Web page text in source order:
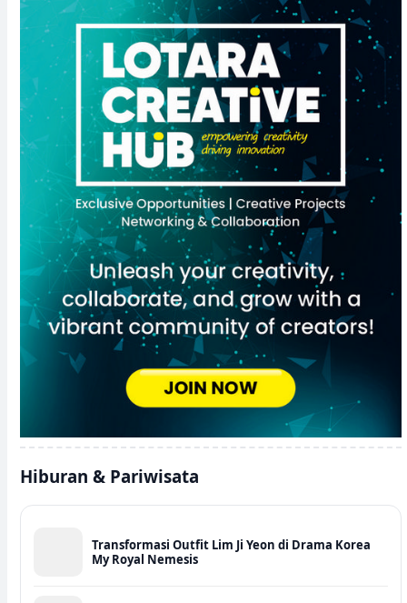
Hiburan & Pariwisata
Transformasi Outfit Lim Ji Yeon di Drama Korea
My Royal Nemesis